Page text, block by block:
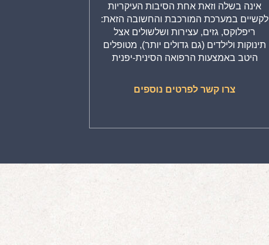
אינה בשלה וזאת אחת הסיבות העיקריות
לקשיים במערכת המורכבת והחשובה הזאת:
ריפלוקס, גזים, עצירות ושלשולים אצל
תינוקות ולילדים (גם גדולים יותר), מטופלים
היטב באמצעות הרפואה הסינית-יפנית
צרו קשר לפרטים נוספים